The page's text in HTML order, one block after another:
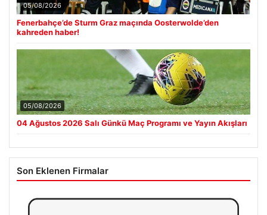
05/08/2026
Fenerbahçe’de Sturm Graz maçında Oosterwolde’den
kahreden haber!
05/08/2026
04 Ağustos 2026 Salı Günkü Maç Programı ve Yayın Akışları
Son Eklenen Firmalar